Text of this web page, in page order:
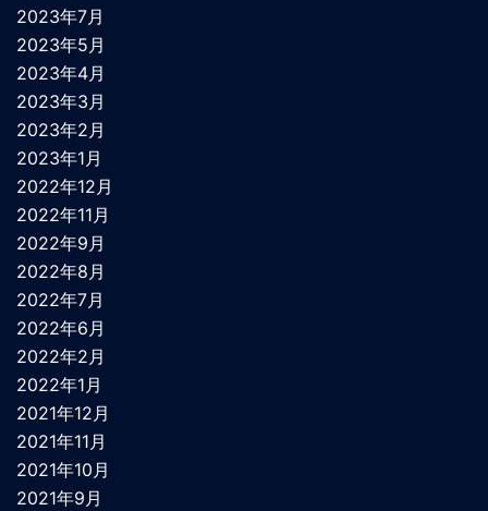
2023年7月
2023年5月
2023年4月
2023年3月
2023年2月
2023年1月
2022年12月
2022年11月
2022年9月
2022年8月
2022年7月
2022年6月
2022年2月
2022年1月
2021年12月
2021年11月
2021年10月
2021年9月